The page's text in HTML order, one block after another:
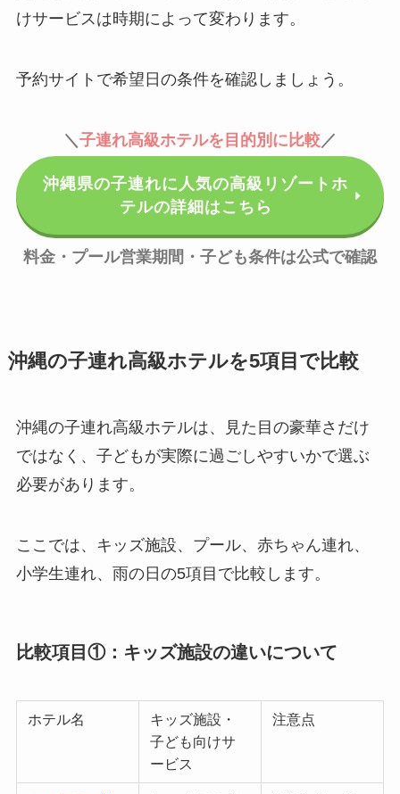
けサービスは時期によって変わります。
予約サイトで希望日の条件を確認しましょう。
＼子連れ高級ホテルを目的別に比較／
沖縄県の子連れに人気の高級リゾートホ
テルの詳細はこちら
料金・プール営業期間・子ども条件は公式で確認
沖縄の子連れ高級ホテルを5項目で比較
沖縄の子連れ高級ホテルは、見た目の豪華さだけ
ではなく、子どもが実際に過ごしやすいかで選ぶ
必要があります。
ここでは、キッズ施設、プール、赤ちゃん連れ、
小学生連れ、雨の日の5項目で比較します。
比較項目①：キッズ施設の違いについて
ホテル名
キッズ施設・
子ども向けサ
ービス
注意点